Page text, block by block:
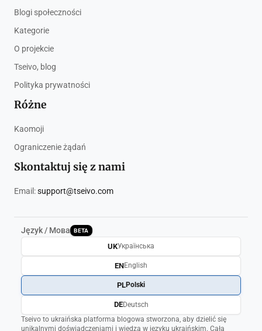
Blogi społeczności
Kategorie
O projekcie
Tseivo, blog
Polityka prywatności
Różne
Kaomoji
Ograniczenie żądań
Skontaktuj się z nami
Email:support@tseivo.com
Język / Мова BETA
Tseivo to ukraińska platforma blogowa stworzona, aby dzielić się
unikalnymi doświadczeniami i wiedzą w języku ukraińskim. Cała
UKУкраїнська
ENEnglish
PLPolski
DEDeutsch